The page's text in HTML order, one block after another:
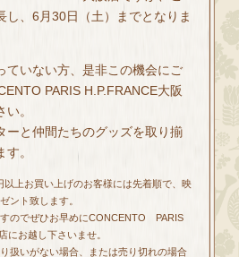
し、6月30日（土）までとなりま
ていない方、是非この機会にご
PARIS H.P.FRANCE大阪
。
ーと仲間たちのグッズを取り揃
。
上お買い上げのお客様には先着順で、映
ント致します。
のでぜひお早めにCONCENTO PARIS
にお越し下さいませ。
扱いがない場合、または売り切れの場合